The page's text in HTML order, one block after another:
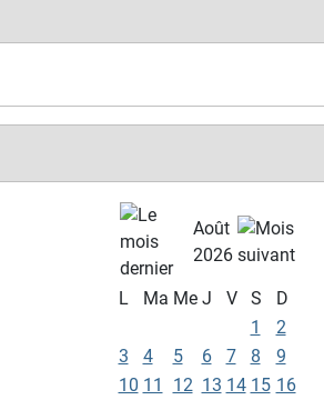
Août
2026
L Ma Me J V S
D
1
2
3
4 5 6 7 8
9
10 11 12 13 14 15 16